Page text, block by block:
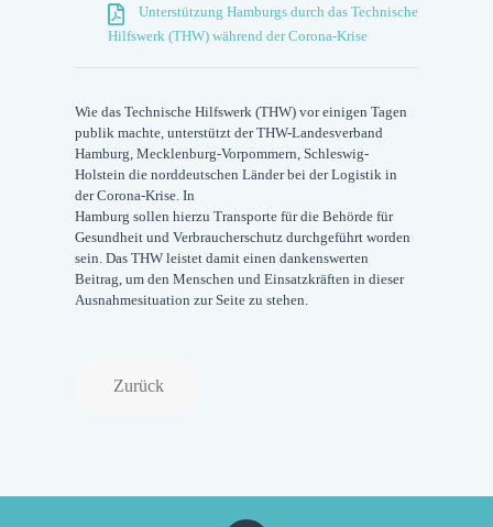
Unterstützung Hamburgs durch das Technische
Hilfswerk (THW) während der Corona-Krise
Wie das Technische Hilfswerk (THW) vor einigen Tagen
publik machte, unterstützt der THW-Landesverband
Hamburg, Mecklenburg-Vorpommern, Schleswig-
Holstein die norddeutschen Länder bei der Logistik in
der Corona-Krise. In
Hamburg sollen hierzu Transporte für die Behörde für
Gesundheit und Verbraucherschutz durchgeführt worden
sein. Das THW leistet damit einen dankenswerten
Beitrag, um den Menschen und Einsatzkräften in dieser
Ausnahmesituation zur Seite zu stehen.
Zurück